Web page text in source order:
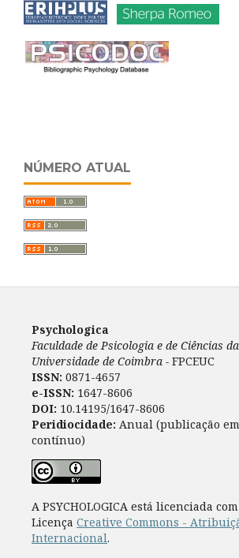
NÚMERO ATUAL
Psychologica
Faculdade de Psicologia e de Ciências
Universidade de Coimbra - FPCEUC
ISSN: 0871-4657
e-ISSN: 1647-8606
DOI: 10.14195/1647-8606
Peridiocidade: Anual (publicação
contínuo)
A PSYCHOLOGICA está licenciada
Licença Creative Commons -
Internacional.